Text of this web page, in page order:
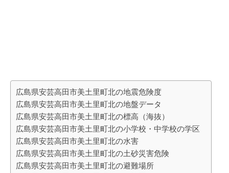
広島県安芸高田市美土里町北の地震危険度
広島県安芸高田市美土里町北の地盤データ
広島県安芸高田市美土里町北の標高（海抜）
広島県安芸高田市美土里町北の小学校・中学校の学区
広島県安芸高田市美土里町北の水害
広島県安芸高田市美土里町北の土砂災害危険
広島県安芸高田市美土里町北の避難場所